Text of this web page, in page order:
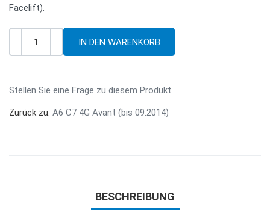
Facelift).
Stellen Sie eine Frage zu diesem Produkt
Zurück zu: A6 C7 4G Avant (bis 09.2014)
BESCHREIBUNG